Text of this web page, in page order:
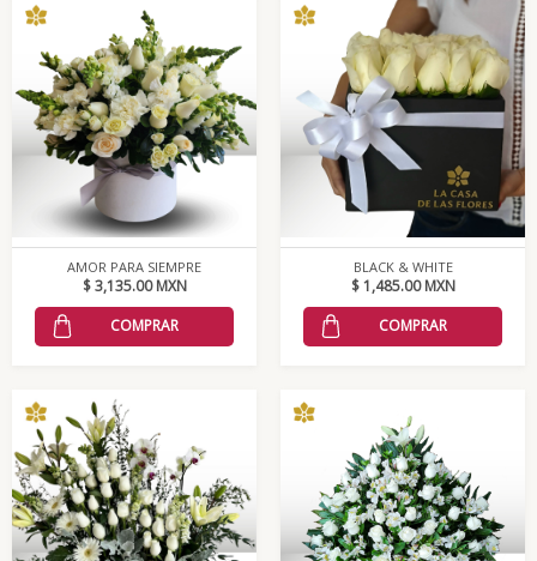
AMOR PARA SIEMPRE
$ 3,135.00 MXN
COMPRAR
BLACK & WHITE
$ 1,485.00 MXN
COMPRAR